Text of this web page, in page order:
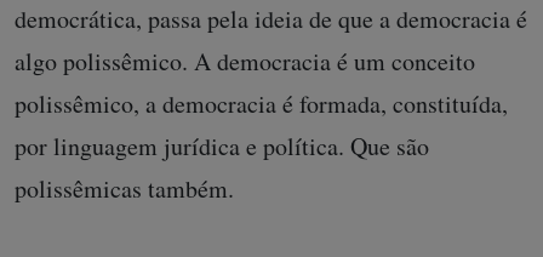
democrática, passa pela ideia de que a democracia é
algo polissêmico. A democracia é um conceito
polissêmico, a democracia é formada, constituída,
por linguagem jurídica e política. Que são
polissêmicas também.